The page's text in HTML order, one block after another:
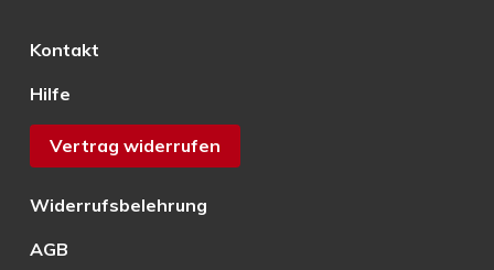
Kontakt
Hilfe
Vertrag widerrufen
Widerrufsbelehrung
AGB